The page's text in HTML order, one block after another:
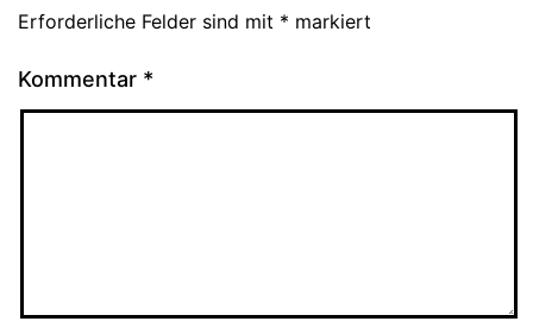
Erforderliche Felder sind mit * markiert
Kommentar *